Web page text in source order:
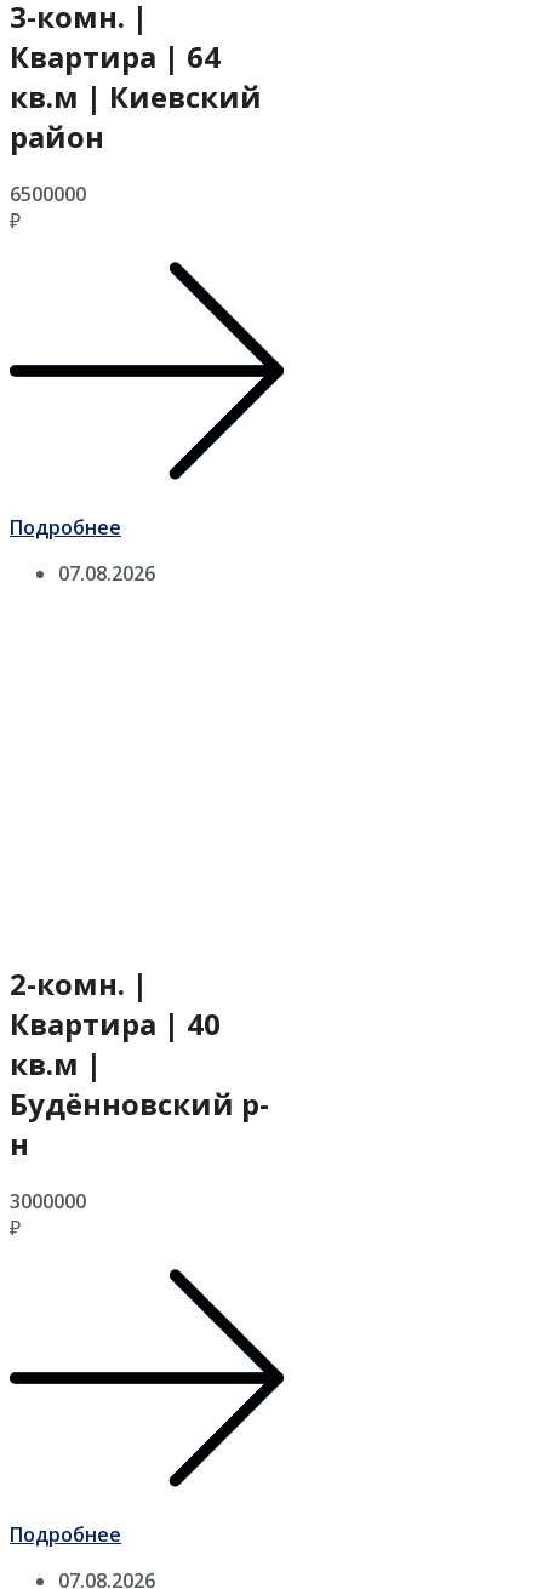
3-комн. |
Квартира | 64
кв.м | Киевский
район
6500000
₽
Подробнее
07.08.2026
2-комн. |
Квартира | 40
кв.м |
Будённовский р-
н
3000000
₽
Подробнее
07.08.2026